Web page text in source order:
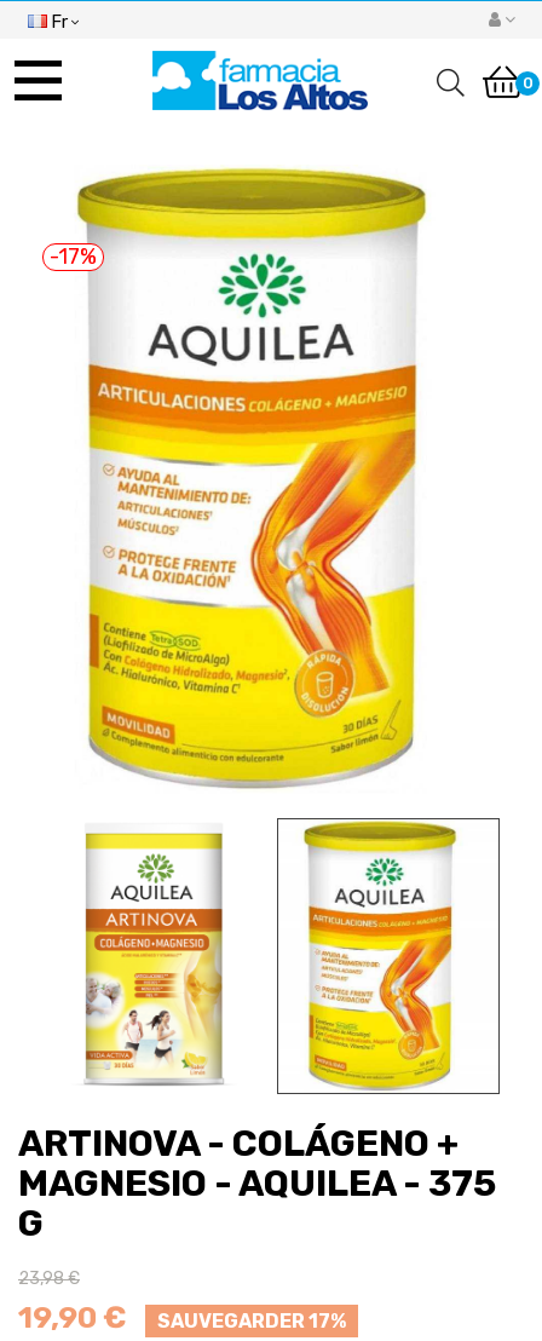
Fr
Basculer
navigation
0
-17%
ARTINOVA - COLÁGENO +
MAGNESIO - AQUILEA - 375
G
23,98 €
19,90 € SAUVEGARDER 17%